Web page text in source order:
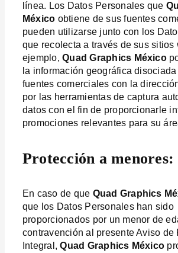
línea. Los Datos Personales que
México obtiene de sus fuentes
pueden utilizarse junto con los
que recolecta a través de sus sitios
ejemplo,Quad Graphics México
la información geográfica
fuentes comerciales con la
por las herramientas de captura
datos con el fin de proporcionarle
promociones relevantes para su
Protección a menores:
En caso de que Quad Graphics
que los Datos Personales han sido
proporcionados por un menor de
contravención al presente Aviso de
Integral,Quad Graphics México